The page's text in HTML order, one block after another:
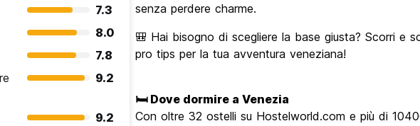
7.3
8.0
7.8
9.2
9.2
senza perdere charme.
🎒 Hai bisogno di scegliere la base giusta? Scorri e
pro tips per la tua avventura veneziana!
🛏️ Dove dormire a Venezia
Con oltre 32 ostelli su Hostelworld.com e più di